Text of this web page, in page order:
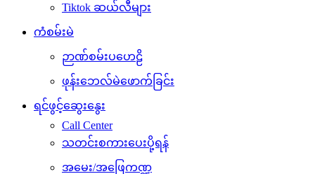
Tiktok ဆယ်လီများ
ကံစမ်းမဲ
ဉာဏ်စမ်းပဟေဠိ
ဖုန်းဘေလ်မဲဖောက်ခြင်း
ရင်ဖွင့်ဆွေးနွေး
Call Center
သတင်းစကားပေးပို့ရန်
အမေး/အဖြေကဏ္ဍ